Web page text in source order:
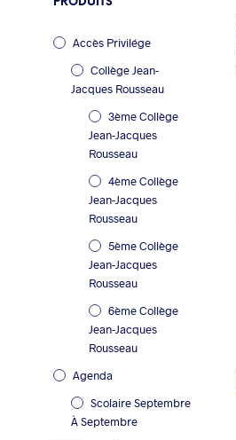
Accès Privilége
Collège Jean-
Jacques Rousseau
3ème Collège
Jean-Jacques
Rousseau
4ème Collège
Jean-Jacques
Rousseau
5ème Collège
Jean-Jacques
Rousseau
6ème Collège
Jean-Jacques
Rousseau
Agenda
Scolaire Septembre
À Septembre